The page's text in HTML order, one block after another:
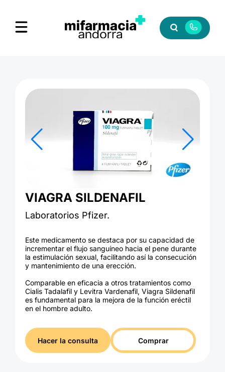
VIAGRA SILDENAFIL
Laboratorios Pfizer.
Este medicamento se destaca por su capacidad de
incrementar el flujo sanguíneo hacia el pene durante
la estimulación sexual, facilitando así la consecución
y mantenimiento de una erección.
Comparable en eficacia a otros tratamientos como
Cialis Tadalafil y Levitra Vardenafil, Viagra Sildenafil
es fundamental para la mejora de la función eréctil
en el hombre adulto.
Hacer la consulta Comprar